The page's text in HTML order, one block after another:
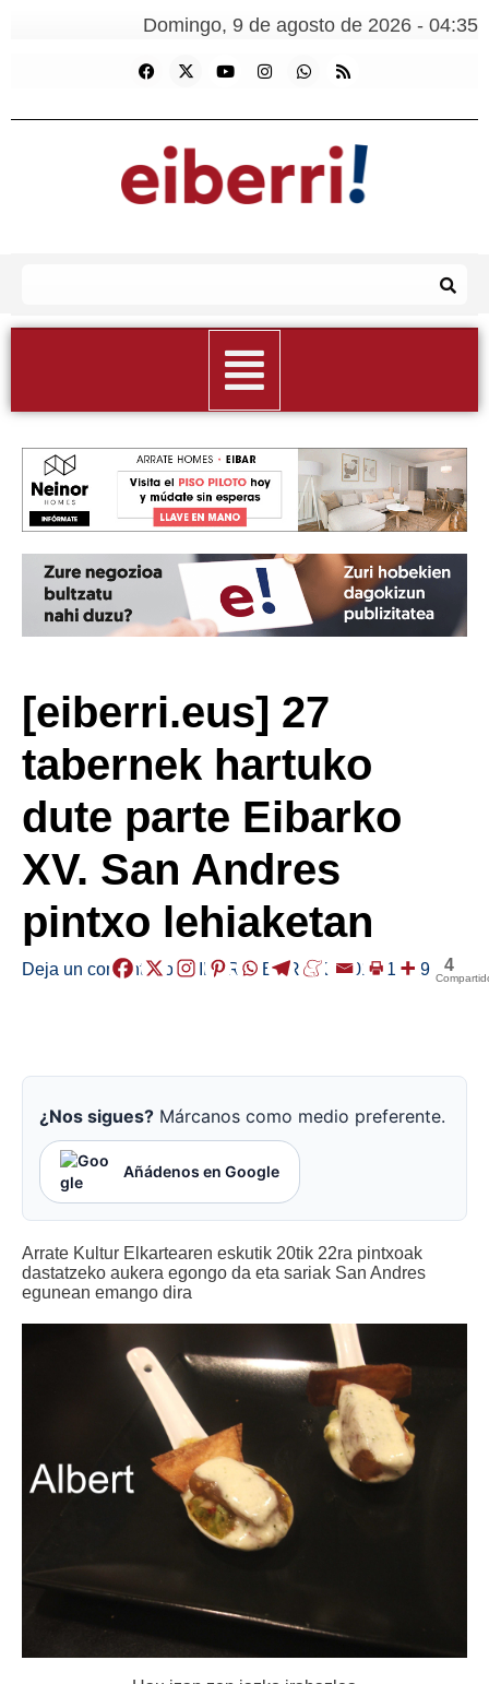
Domingo, 9 de agosto de 2026 - 04:35
[eiberri.eus] 27
tabernek hartuko
dute parte Eibarko
XV. San Andres
pintxo lehiaketan
Deja un comentario /EIBAR ,HERRIAK /2018-11-19 4
¿Nos sigues? Márcanos como medio preferente.
Añádenos en Google
Arrate Kultur Elkartearen eskutik 20tik 22ra pintxoak
dastatzeko aukera egongo da eta sariak San Andres
egunean emango dira